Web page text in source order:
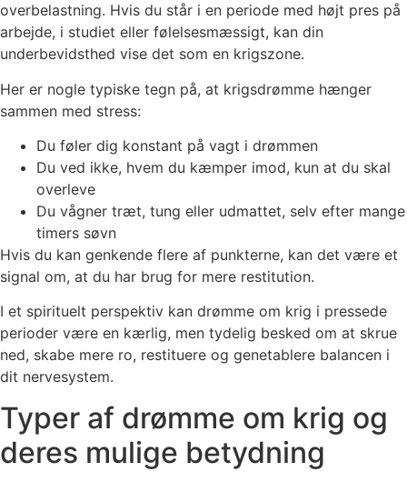
overbelastning. Hvis du står i en periode med højt pres på
arbejde, i studiet eller følelsesmæssigt, kan din
underbevidsthed vise det som en krigszone.
Her er nogle typiske tegn på, at krigsdrømme hænger
sammen med stress:
Du føler dig konstant på vagt i drømmen
Du ved ikke, hvem du kæmper imod, kun at du skal
overleve
Du vågner træt, tung eller udmattet, selv efter mange
timers søvn
Hvis du kan genkende flere af punkterne, kan det være et
signal om, at du har brug for mere restitution.
I et spirituelt perspektiv kan drømme om krig i pressede
perioder være en kærlig, men tydelig besked om at skrue
ned, skabe mere ro, restituere og genetablere balancen i
dit nervesystem.
Typer af drømme om krig og
deres mulige betydning